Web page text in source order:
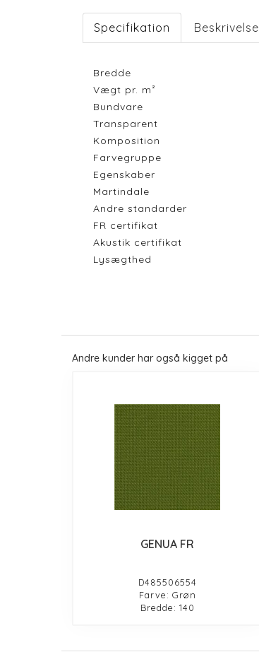
Specifikation Beskrivelse
Bredde
Vægt pr. m²
Bundvare
Transparent
Komposition
Farvegruppe
Egenskaber
Martindale
Andre standarder
FR certifikat
Akustik certifikat
Lysægthed
Andre kunder har også kigget på
GENUA FR
D485506554
Farve: Grøn
Bredde: 140